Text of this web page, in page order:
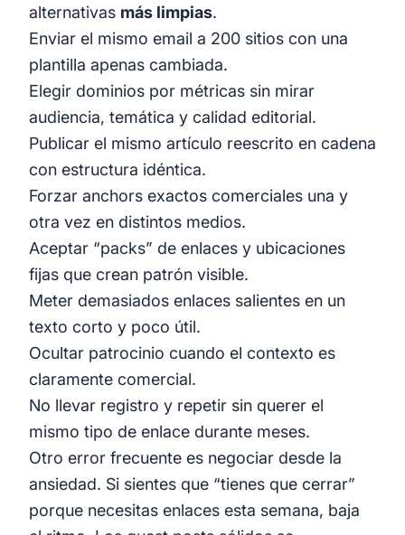
alternativas más limpias.
Enviar el mismo email a 200 sitios con una
plantilla apenas cambiada.
Elegir dominios por métricas sin mirar
audiencia, temática y calidad editorial.
Publicar el mismo artículo reescrito en cadena
con estructura idéntica.
Forzar anchors exactos comerciales una y
otra vez en distintos medios.
Aceptar “packs” de enlaces y ubicaciones
fijas que crean patrón visible.
Meter demasiados enlaces salientes en un
texto corto y poco útil.
Ocultar patrocinio cuando el contexto es
claramente comercial.
No llevar registro y repetir sin querer el
mismo tipo de enlace durante meses.
Otro error frecuente es negociar desde la
ansiedad. Si sientes que “tienes que cerrar”
porque necesitas enlaces esta semana, baja